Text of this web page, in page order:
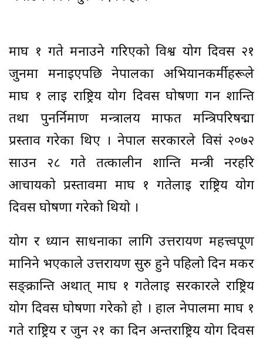
माघ १ गते मनाउने गरिएको विश्व योग दिवस २१
जुनमा मनाइएपछि नेपालका अभियानकर्मीहरूले
माघ १ लाई राष्ट्रिय योग दिवस घोषणा गर्न शान्ति
तथा पुनर्निर्माण मन्त्रालय मार्फत मन्त्रिपरिषद्मा
प्रस्ताव गरेका थिए । नेपाल सरकारले विसं २०७२
साउन २८ गते तत्कालीन शान्ति मन्त्री नरहरि
आचार्यको प्रस्तावमा माघ १ गतेलाई राष्ट्रिय योग
दिवस घोषणा गरेको थियो ।
योग र ध्यान साधनाका लागि उत्तरायण महत्त्वपूर्ण
मानिने भएकाले उत्तरायण सुरु हुने पहिलो दिन मकर
सङ्क्रान्ति अर्थात् माघ १ गतेलाई सरकारले राष्ट्रिय
योग दिवस घोषणा गरेको हो । हाल नेपालमा माघ १
गते राष्ट्रिय र जुन २१ का दिन अन्तर्राष्ट्रिय योग दिवस